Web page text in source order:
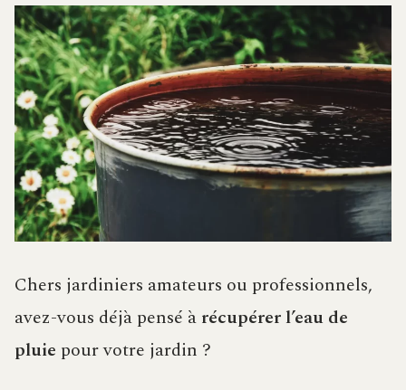
Chers jardiniers amateurs ou professionnels,
avez-vous déjà pensé à récupérer l’eau de
pluie pour votre jardin ?